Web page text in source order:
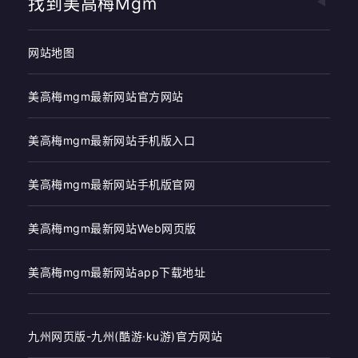
网站地图
美高梅mgm最新网站官方网站
美高梅mgm最新网站手机版入口
美高梅mgm最新网站手机版官网
美高梅mgm最新网站Web网页版
美高梅mgm最新网站app下载地址
九州网页版-九州(酷游·ku游)官方网站